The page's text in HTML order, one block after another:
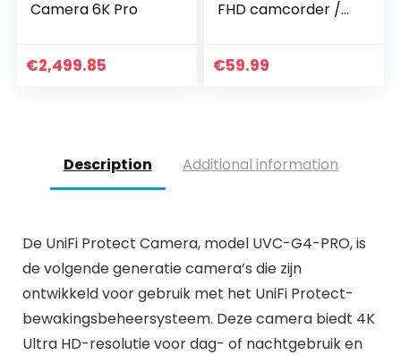
Camera 6K Pro
€2,499.85
FHD camcorder /
graden draaibare
€59.99
Description Additional information
De UniFi Protect Camera, model UVC-G4-PRO, is
de volgende generatie camera’s die zijn
ontwikkeld voor gebruik met het UniFi Protect-
bewakingsbeheersysteem. Deze camera biedt 4K
Ultra HD-resolutie voor dag- of nachtgebruik en